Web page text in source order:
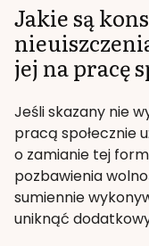
Jakie są
jej na pracę
Jeśli skazany nie
pracą społecznie
o zamianie tej
pozbawienia
sumiennie
uniknąć